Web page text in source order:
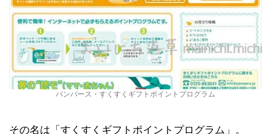
パンパース・すくすくギフトポイントプログラム
その名は「すくすくギフトポイントプログラム」。